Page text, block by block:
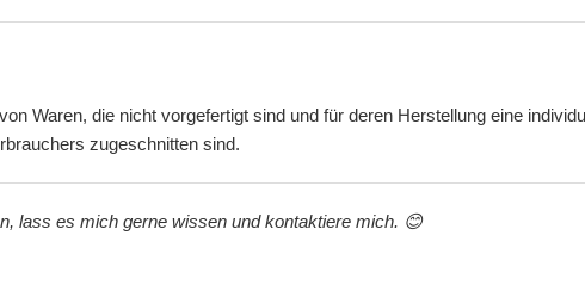
Waren, die nicht vorgefertigt sind und für deren Herstellung eine
zugeschnitten sind.
lass es mich gerne wissen und kontaktiere mich. 😊